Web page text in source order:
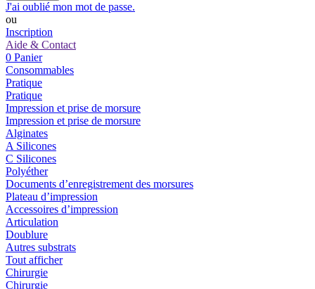
J'ai oublié mon mot de passe.
ou
Inscription
Aide & Contact
0 Panier
Consommables
Pratique
Pratique
Impression et prise de morsure
Impression et prise de morsure
Alginates
A Silicones
C Silicones
Polyéther
Documents d’enregistrement des morsures
Plateau d’impression
Accessoires d’impression
Articulation
Doublure
Autres substrats
Tout afficher
Chirurgie
Chirurgie